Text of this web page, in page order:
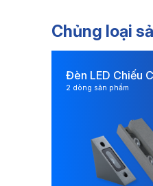
Chủng loại
Đèn LED Chiếu
2 dòng sản phẩm